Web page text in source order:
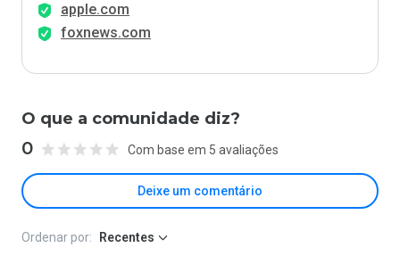
apple.com
foxnews.com
O que a comunidade diz?
0 Com base em 5 avaliações
Deixe um comentário
Ordenar por: Recentes